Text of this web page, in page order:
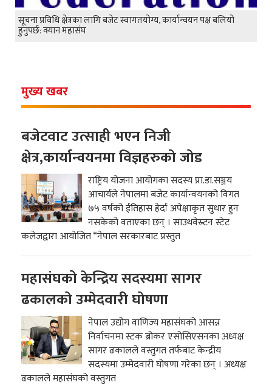
सूचना प्रविधि क्षेत्रका लागि बजेट स्वागतयोग्य, कार्यान्वयन पक्ष बलियो
हुनुपर्छ: क्यान महासंघ
मुख्य खबर
बजेटवाट उत्साही भएन निजी
क्षेत्र,कार्यान्वयनमा विज्ञहरुको जोड
राष्ट्रिय योजना आयोगका सदस्य प्रा.डा.सञ्जय
आचार्यले नेपालमा बजेट कार्यान्वयनको विगत
७५ वर्षको ईतिहास हेर्दा अपेक्षाकृत सुधार हुन
नसकेको वताएका छन् । साउथवेस्र्टन स्टेट
कलेजद्वारा आयोजित “नेपाल सरकारबाट प्रस्तुत
महासंघको केन्द्रिय सदस्यमा सागर
ढकालको उम्मेदवारी घोषणा
नेपाल उद्योग वाणिज्य महासंघको आसन्न
निर्वाचनमा स्टक ब्रोकर एसोसिएसनका अध्यक्ष
सागर ढकालले वस्तुगत तर्फबाट केन्द्रीय
सदस्यमा उम्मेदवारी घोषणा गरेका छन् । अध्यक्ष
ढकालले महासंघको वस्तुगत